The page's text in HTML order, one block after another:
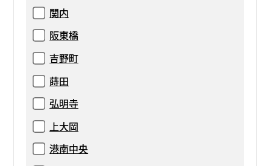
関内
阪東橋
吉野町
蒔田
弘明寺
上大岡
港南中央